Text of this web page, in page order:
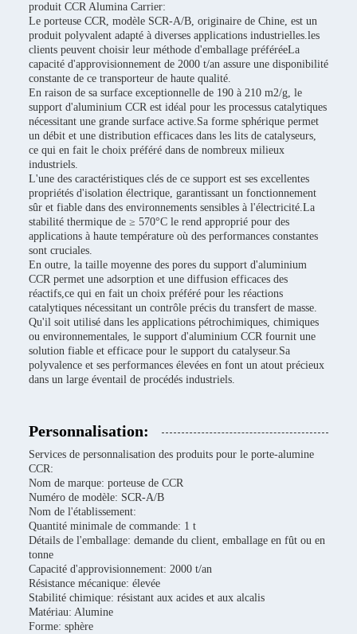
produit CCR Alumina Carrier:
Le porteuse CCR, modèle SCR-A/B, originaire de Chine, est un
produit polyvalent adapté à diverses applications industrielles.les
clients peuvent choisir leur méthode d'emballage préféréeLa
capacité d'approvisionnement de 2000 t/an assure une disponibilité
constante de ce transporteur de haute qualité.
En raison de sa surface exceptionnelle de 190 à 210 m2/g, le
support d'aluminium CCR est idéal pour les processus catalytiques
nécessitant une grande surface active.Sa forme sphérique permet
un débit et une distribution efficaces dans les lits de catalyseurs,
ce qui en fait le choix préféré dans de nombreux milieux
industriels.
L'une des caractéristiques clés de ce support est ses excellentes
propriétés d'isolation électrique, garantissant un fonctionnement
sûr et fiable dans des environnements sensibles à l'électricité.La
stabilité thermique de ≥ 570°C le rend approprié pour des
applications à haute température où des performances constantes
sont cruciales.
En outre, la taille moyenne des pores du support d'aluminium
CCR permet une adsorption et une diffusion efficaces des
réactifs,ce qui en fait un choix préféré pour les réactions
catalytiques nécessitant un contrôle précis du transfert de masse.
Qu'il soit utilisé dans les applications pétrochimiques, chimiques
ou environnementales, le support d'aluminium CCR fournit une
solution fiable et efficace pour le support du catalyseur.Sa
polyvalence et ses performances élevées en font un atout précieux
dans un large éventail de procédés industriels.
Personnalisation:
Services de personnalisation des produits pour le porte-alumine
CCR:
Nom de marque: porteuse de CCR
Numéro de modèle: SCR-A/B
Nom de l'établissement:
Quantité minimale de commande: 1 t
Détails de l'emballage: demande du client, emballage en fût ou en
tonne
Capacité d'approvisionnement: 2000 t/an
Résistance mécanique: élevée
Stabilité chimique: résistant aux acides et aux alcalis
Matériau: Alumine
Forme: sphère